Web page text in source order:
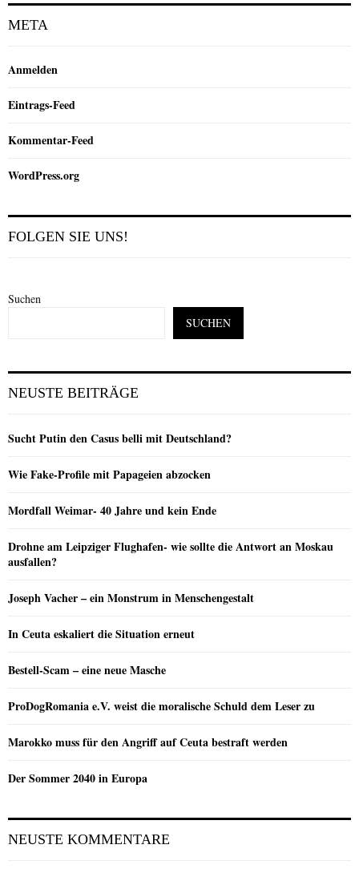
META
Anmelden
Eintrags-Feed
Kommentar-Feed
WordPress.org
FOLGEN SIE UNS!
Suchen
SUCHEN
NEUSTE BEITRÄGE
Sucht Putin den Casus belli mit Deutschland?
Wie Fake-Profile mit Papageien abzocken
Mordfall Weimar- 40 Jahre und kein Ende
Drohne am Leipziger Flughafen- wie sollte die Antwort an Moskau
ausfallen?
Joseph Vacher – ein Monstrum in Menschengestalt
In Ceuta eskaliert die Situation erneut
Bestell-Scam – eine neue Masche
ProDogRomania e.V. weist die moralische Schuld dem Leser zu
Marokko muss für den Angriff auf Ceuta bestraft werden
Der Sommer 2040 in Europa
NEUSTE KOMMENTARE